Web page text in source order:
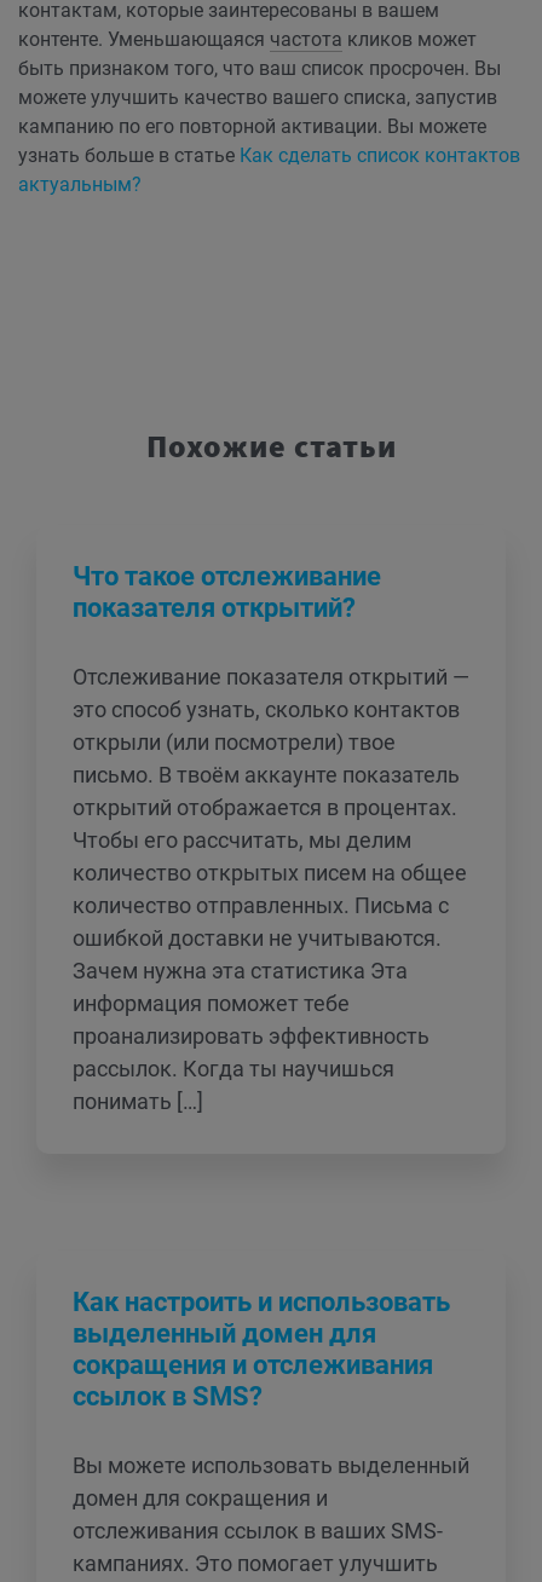
контактам, которые заинтересованы в вашем
контенте. Уменьшающаяся частота кликов может
быть признаком того, что ваш список просрочен. Вы
можете улучшить качество вашего списка, запустив
кампанию по его повторной активации. Вы можете
узнать больше в статье Как сделать список контактов
актуальным?
Похожие статьи
Что такое отслеживание
показателя открытий?
Отслеживание показателя открытий —
это способ узнать, сколько контактов
открыли (или посмотрели) твое
письмо. В твоём аккаунте показатель
открытий отображается в процентах.
Чтобы его рассчитать, мы делим
количество открытых писем на общее
количество отправленных. Письма с
ошибкой доставки не учитываются.
Зачем нужна эта статистика Эта
информация поможет тебе
проанализировать эффективность
рассылок. Когда ты научишься
понимать […]
Как настроить и использовать
выделенный домен для
сокращения и отслеживания
ссылок в SMS?
Вы можете использовать выделенный
домен для сокращения и
отслеживания ссылок в ваших SMS-
кампаниях. Это помогает улучшить